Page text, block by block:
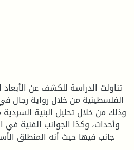
تناولت الدراسة للكشف عن الأبعاد
الفلسطينية من خلال رواية
وذلك من خلال تحليل البنية
وأحداث، وكذا الجوانب الفنية في
جانب فيها حيث أنه المنطلق